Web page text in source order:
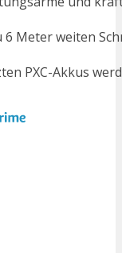
6 Meter weiten
PXC-Akkus